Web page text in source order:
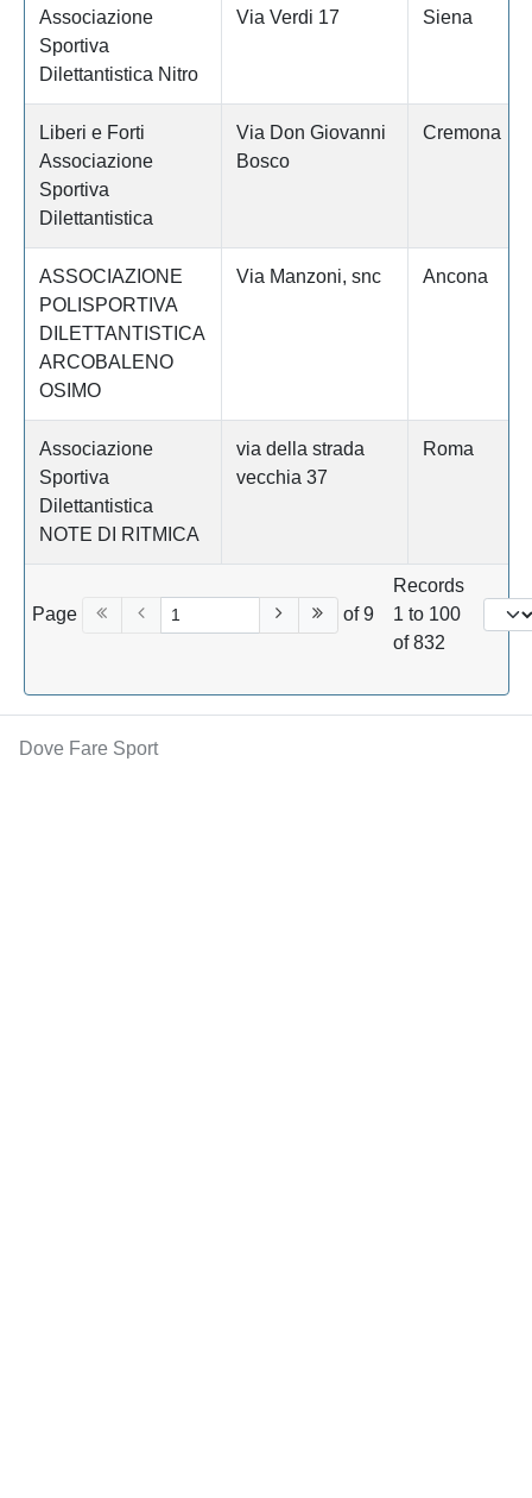
Associazione
Sportiva
Dilettantistica Nitro
Via Verdi 17 Siena
Liberi e Forti
Associazione
Sportiva
Dilettantistica
Via Don Giovanni
Bosco
Cremona
ASSOCIAZIONE
POLISPORTIVA
DILETTANTISTICA
ARCOBALENO
OSIMO
Via Manzoni, snc Ancona
Associazione
Sportiva
Dilettantistica
NOTE DI RITMICA
via della strada
vecchia 37
Roma
Page of 9
Records
1 to 100
of 832
Dove Fare Sport